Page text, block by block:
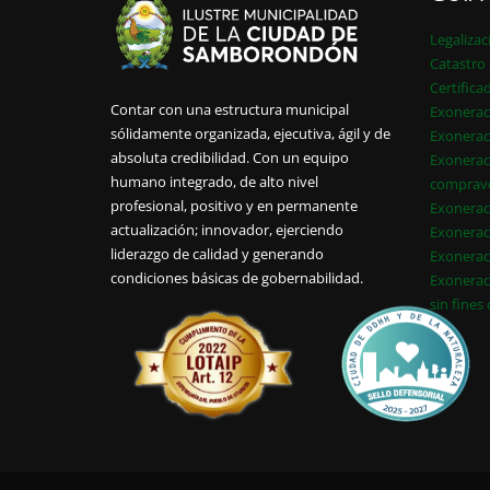
Contar con una estructura municipal
sólidamente organizada, ejecutiva, ágil y de
absoluta credibilidad. Con un equipo
humano integrado, de alto nivel
profesional, positivo y en permanente
actualización; innovador, ejerciendo
liderazgo de calidad y generando
condiciones básicas de gobernabilidad.
Catastro
sin fines